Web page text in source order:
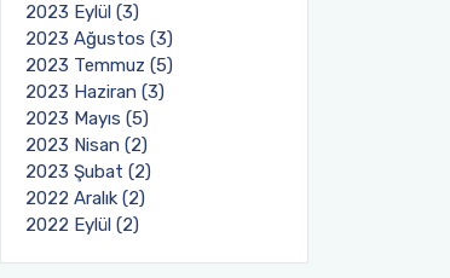
2023 Eylül (3)
2023 Ağustos (3)
2023 Temmuz (5)
2023 Haziran (3)
2023 Mayıs (5)
2023 Nisan (2)
2023 Şubat (2)
2022 Aralık (2)
2022 Eylül (2)